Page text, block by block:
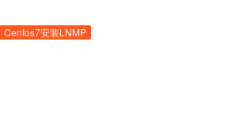
Centos7安装LNMP